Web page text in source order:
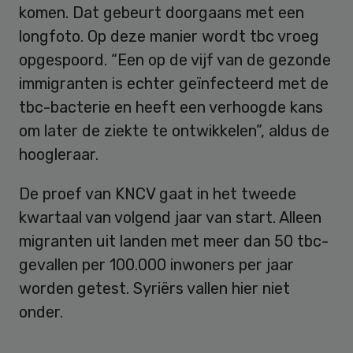
komen. Dat gebeurt doorgaans met een
longfoto. Op deze manier wordt tbc vroeg
opgespoord. “Een op de vijf van de gezonde
immigranten is echter geïnfecteerd met de
tbc-bacterie en heeft een verhoogde kans
om later de ziekte te ontwikkelen”, aldus de
hoogleraar.
De proef van KNCV gaat in het tweede
kwartaal van volgend jaar van start. Alleen
migranten uit landen met meer dan 50 tbc-
gevallen per 100.000 inwoners per jaar
worden getest. Syriërs vallen hier niet
onder.